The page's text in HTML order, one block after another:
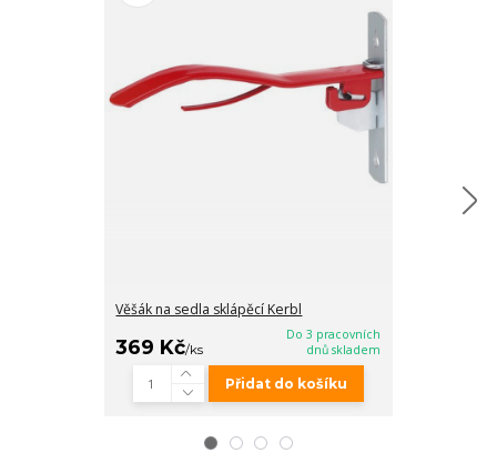
Věšák na sedla sklápěcí Kerbl
369 Kč/ks
Do 3 pracovních
dnů skladem
Přidat do košíku